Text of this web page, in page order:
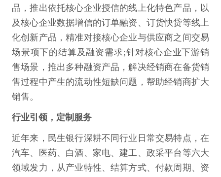
品，推出依托核心企业授信的线上化特色产品，以
及核心企业数据增信的订单融资、订货快贷等线上
化创新产品，精准对接核心企业与供应商之间交易
场景项下的结算及融资需求;针对核心企业下游销
售场景，推出多种融资产品，解决经销商在备货销
售过程中产生的流动性短缺问题，帮助经销商扩大
销售。
行业引领，定制服务
近年来，民生银行深耕不同行业日常交易特点，在
汽车、医药、白酒、家电、建工、政采平台等六大
领域发力，从产业特性、结算方式、付款周期、资